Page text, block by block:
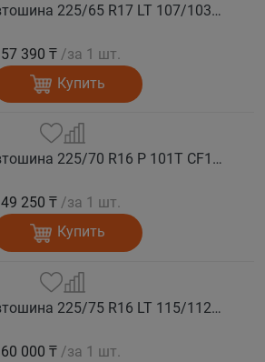
COMFORSER Автошина 225/65 R17 LT 107/103S CF1100 8PR RWL лето
57 390 ₸ /за 1 шт.
Купить
COMFORSER Автошина 225/70 R16 P 101T CF1100 RWL лето
49 250 ₸ /за 1 шт.
Купить
COMFORSER Автошина 225/75 R16 LT 115/112R CF1100 10PR RWL лето
60 000 ₸ /за 1 шт.